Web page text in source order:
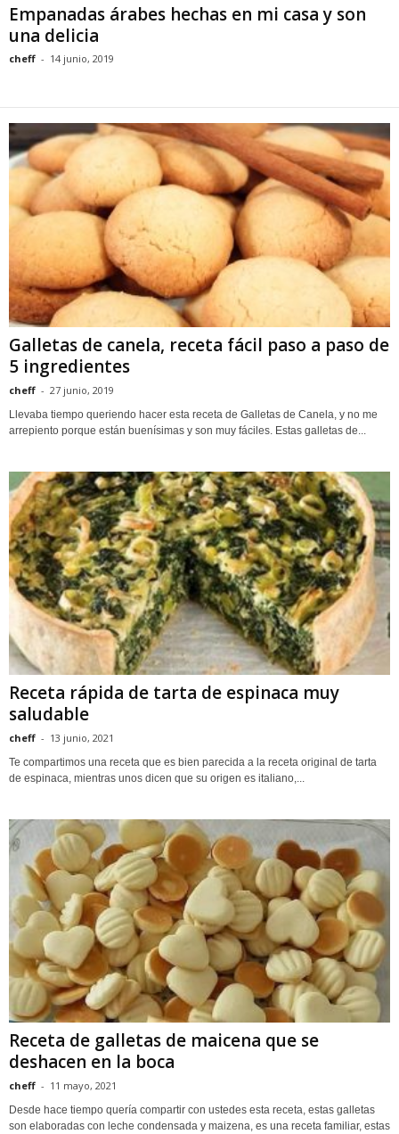
Empanadas árabes hechas en mi casa y son
una delicia
cheff - 14 junio, 2019
Galletas de canela, receta fácil paso a paso de
5 ingredientes
cheff - 27 junio, 2019
Llevaba tiempo queriendo hacer esta receta de Galletas de Canela, y no me
arrepiento porque están buenísimas y son muy fáciles. Estas galletas de...
Receta rápida de tarta de espinaca muy
saludable
cheff - 13 junio, 2021
Te compartimos una receta que es bien parecida a la receta original de tarta
de espinaca, mientras unos dicen que su origen es italiano,...
Receta de galletas de maicena que se
deshacen en la boca
cheff - 11 mayo, 2021
Desde hace tiempo quería compartir con ustedes esta receta, estas galletas
son elaboradas con leche condensada y maizena, es una receta familiar, estas